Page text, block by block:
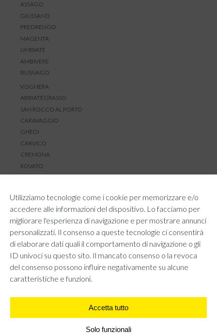
Utilizziamo tecnologie come i cookie per memorizzare e/o
accedere alle informazioni del dispositivo. Lo facciamo per
migliorare l'esperienza di navigazione e per mostrare annunci
personalizzati. Il consenso a queste tecnologie ci consentirà
di elaborare dati quali il comportamento di navigazione o gli
ID univoci su questo sito. Il mancato consenso o la revoca
del consenso possono influire negativamente su alcune
caratteristiche e funzioni.
Accetta tutto
Solo funzionali
ASSAGO
GIUSSANO
PREDRENGO
MAGENTA
LIMBIATE
AMBIVERE
BUSNAGO
VOGHERA
ABBIATEGRASSO
SAN ROCCO AL PORTO
CARAVAGGIO
GHEDI
CARVICO
CREMONA
ROVATO
RESI E RIMBORSI
REGOLAMENTO LOYALTY
CONTATTACI
PRIVACY POLICY COOKIE POLICY